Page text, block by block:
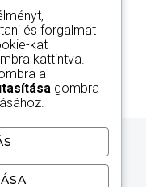
Stylish
és forgalmat
kat
kattintva.
a
gombra